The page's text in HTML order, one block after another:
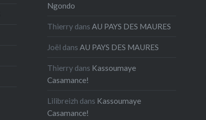
Ngondo
Thierry dansAU PAYS DES MAURES
Joël dansAU PAYS DES MAURES
Thierry dans Kassoumaye
Casamance!
Lilibreizh dans Kassoumaye
Casamance!